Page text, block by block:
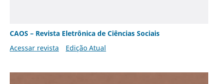
CAOS – Revista Eletrônica de Ciências Sociais
Acessar revista
Edição Atual